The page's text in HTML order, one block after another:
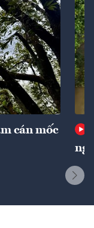
cán mốc